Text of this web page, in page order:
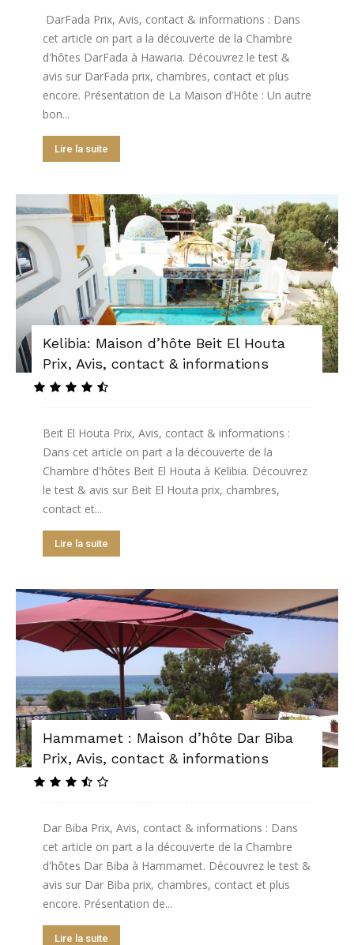
DarFada Prix, Avis, contact & informations : Dans
cet article on part a la découverte de la Chambre
d'hôtes DarFada à Hawaria. Découvrez le test &
avis sur DarFada prix, chambres, contact et plus
encore. Présentation de La Maison d’Hôte : Un autre
bon...
Lire la suite
Kelibia: Maison d’hôte Beit El Houta
Prix, Avis, contact & informations
Beit El Houta Prix, Avis, contact & informations :
Dans cet article on part a la découverte de la
Chambre d'hôtes Beit El Houta à Kelibia. Découvrez
le test & avis sur Beit El Houta prix, chambres,
contact et...
Lire la suite
Hammamet : Maison d’hôte Dar Biba
Prix, Avis, contact & informations
Dar Biba Prix, Avis, contact & informations : Dans
cet article on part a la découverte de la Chambre
d'hôtes Dar Biba à Hammamet. Découvrez le test &
avis sur Dar Biba prix, chambres, contact et plus
encore. Présentation de...
Lire la suite